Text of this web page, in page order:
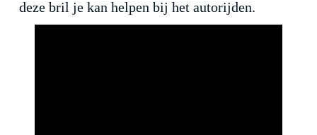
deze bril je kan helpen bij het autorijden.